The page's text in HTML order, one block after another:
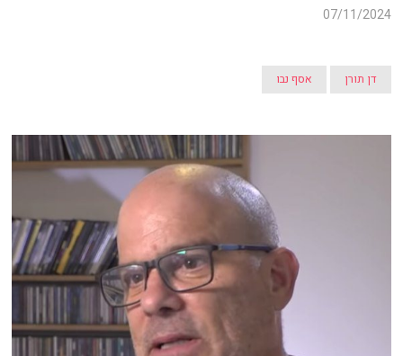
07/11/2024
דן תורן אסף נבו